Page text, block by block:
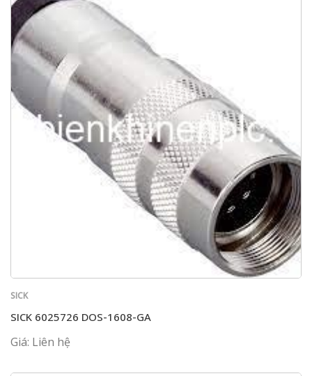
SICK
SICK 6025726 DOS-1608-GA
Giá: Liên hệ